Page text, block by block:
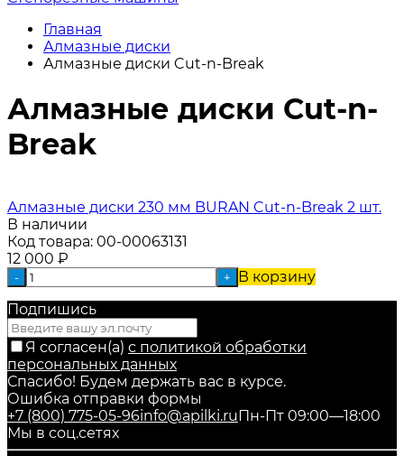
Главная
Алмазные диски
Алмазные диски Cut-n-Break
Алмазные диски Cut-n-
Break
Алмазные диски 230 мм BURAN Cut-n-Break 2 шт.
В наличии
Код товара: 00-00063131
12 000 ₽
- +
В корзину
Подпишись
Я согласен(a) с политикой обработки
персональных данных
Спасибо! Будем держать вас в курсе.
Ошибка отправки формы
+7 (800) 775-05-96info@apilki.ruПн-Пт 09:00—18:00
Мы в соц.сетях